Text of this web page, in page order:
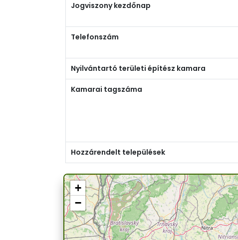
Jogviszony kezdőnap
Telefonszám
Nyilvántartó területi építész kamara
Kamarai tagszáma
Hozzárendelt települések
+
−